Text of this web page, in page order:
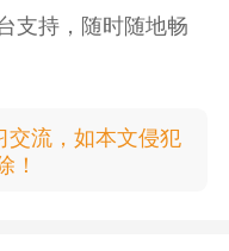
支持，随时随地畅
交流，如本文侵犯
！